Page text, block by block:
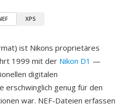
XPS
ist Nikons proprietäres
1999 mit der Nikon D1 —
digitalen
erschwinglich genug für den
war. NEF-Dateien erfassen